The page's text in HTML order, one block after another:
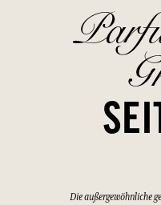
Die außergewöhnliche